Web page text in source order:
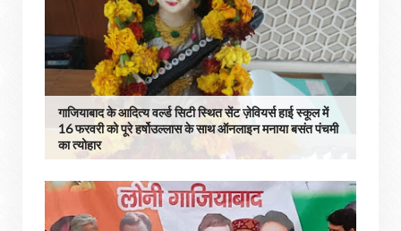
गाजियाबाद के आदित्य वर्ल्ड सिटी स्थित सेंट ज़ेवियर्स हाई स्कूल में
16 फरवरी को पूरे हर्षोउल्लास के साथ ऑनलाइन मनाया बसंत पंचमी
का त्योहार